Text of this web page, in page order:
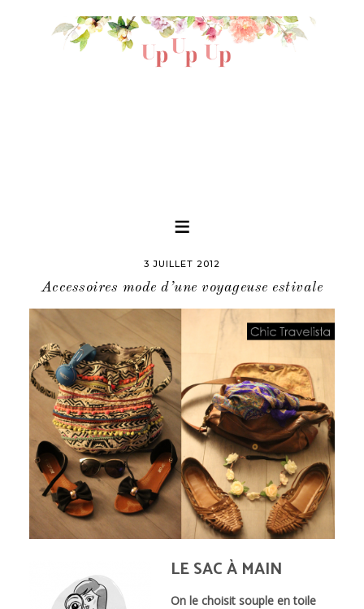
3 JUILLET 2012
Accessoires mode d’une voyageuse estivale
LE SAC À MAIN
On le choisit souple en toile